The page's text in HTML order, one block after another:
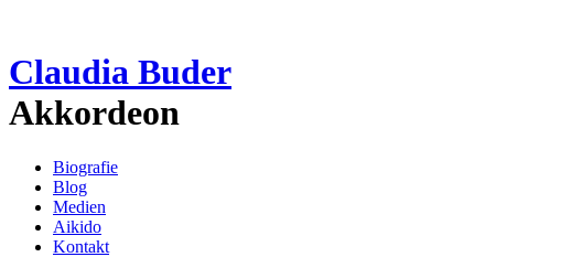
Claudia Buder
Akkordeon
Biografie
Blog
Medien
Aikido
Kontakt